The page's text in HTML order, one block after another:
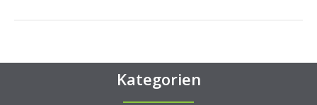
Kategorien